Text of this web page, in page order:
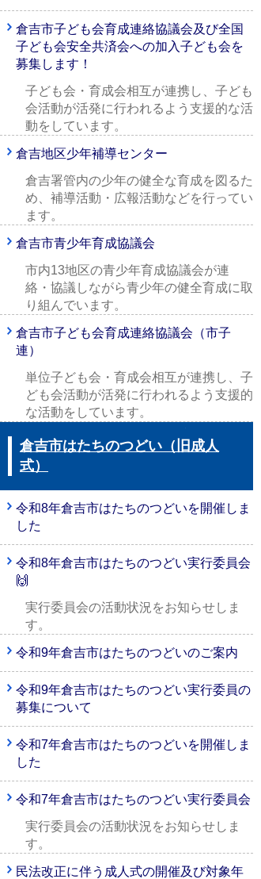
倉吉市子ども会育成連絡協議会及び全国
子ども会安全共済会への加入子ども会を
募集します！
子ども会・育成会相互が連携し、子ども
会活動が活発に行われるよう支援的な活
動をしています。
倉吉地区少年補導センター
倉吉署管内の少年の健全な育成を図るた
め、補導活動・広報活動などを行ってい
ます。
倉吉市青少年育成協議会
市内13地区の青少年育成協議会が連
絡・協議しながら青少年の健全育成に取
り組んでいます。
倉吉市子ども会育成連絡協議会（市子
連）
単位子ども会・育成会相互が連携し、子
ども会活動が活発に行われるよう支援的
な活動をしています。
倉吉市はたちのつどい（旧成人
式）
令和8年倉吉市はたちのつどいを開催しま
した
令和8年倉吉市はたちのつどい実行委員会
🙌
実行委員会の活動状況をお知らせしま
す。
令和9年倉吉市はたちのつどいのご案内
令和9年倉吉市はたちのつどい実行委員の
募集について
令和7年倉吉市はたちのつどいを開催しま
した
令和7年倉吉市はたちのつどい実行委員会
実行委員会の活動状況をお知らせしま
す。
民法改正に伴う成人式の開催及び対象年